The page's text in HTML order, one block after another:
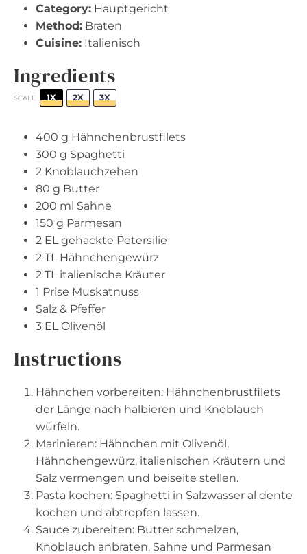
Category: Hauptgericht
Method: Braten
Cuisine: Italienisch
Ingredients
SCALE 1X 2X 3X
400 g Hähnchenbrustfilets
300 g Spaghetti
2 Knoblauchzehen
80 g Butter
200 ml Sahne
150 g Parmesan
2 EL gehackte Petersilie
2 TL Hähnchengewürz
2 TL italienische Kräuter
1 Prise Muskatnuss
Salz & Pfeffer
3 EL Olivenöl
Instructions
Hähnchen vorbereiten: Hähnchenbrustfilets
der Länge nach halbieren und Knoblauch
würfeln.
Marinieren: Hähnchen mit Olivenöl,
Hähnchengewürz, italienischen Kräutern und
Salz vermengen und beiseite stellen.
Pasta kochen: Spaghetti in Salzwasser al dente
kochen und abtropfen lassen.
Sauce zubereiten: Butter schmelzen,
Knoblauch anbraten, Sahne und Parmesan